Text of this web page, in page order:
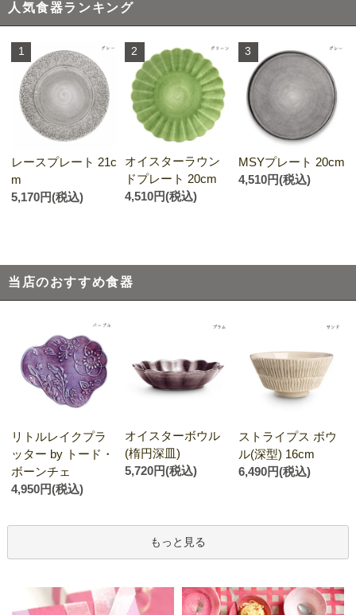
人気食器ランキング
1
レースプレート 21c
m
5,170円(税込)
2
オイスターラウン
ドプレート 20cm
4,510円(税込)
3
MSYプレート 20cm
4,510円(税込)
当店のおすすめ食器
リトルレイクプラ
ッター by トード・
ボーンチェ
4,950円(税込)
オイスターボウル
(楕円深皿)
5,720円(税込)
ストライプス ボウ
ル(深型) 16cm
6,490円(税込)
もっと見る